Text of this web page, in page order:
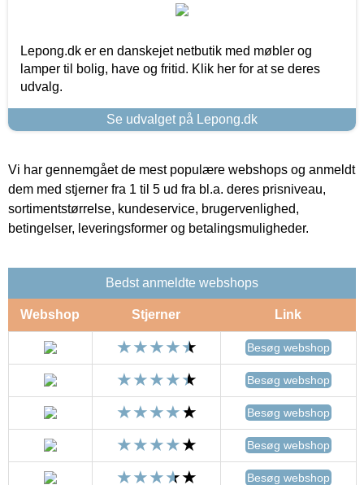
Lepong.dk er en danskejet netbutik med møbler og
lamper til bolig, have og fritid. Klik her for at se deres
udvalg.
Se udvalget på Lepong.dk
Vi har gennemgået de mest populære webshops og anmeldt
dem med stjerner fra 1 til 5 ud fra bl.a. deres prisniveau,
sortimentstørrelse, kundeservice, brugervenlighed,
betingelser, leveringsformer og betalingsmuligheder.
Bedst anmeldte webshops
Webshop Stjerner Link
Besøg webshop
Besøg webshop
Besøg webshop
Besøg webshop
Besøg webshop